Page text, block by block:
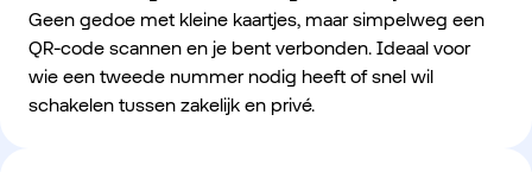
Geen gedoe met kleine kaartjes, maar simpelweg een
QR-code scannen en je bent verbonden. Ideaal voor
wie een tweede nummer nodig heeft of snel wil
schakelen tussen zakelijk en privé.